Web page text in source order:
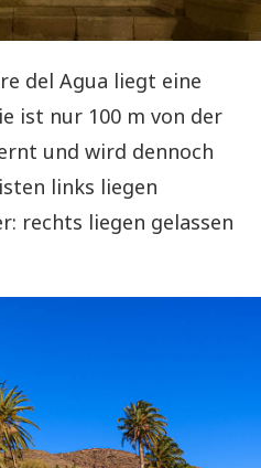
del Agua liegt eine
ist nur 100 m von der
und wird dennoch
links liegen
rechts liegen gelassen